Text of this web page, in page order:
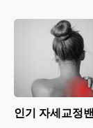
인기 자세교정